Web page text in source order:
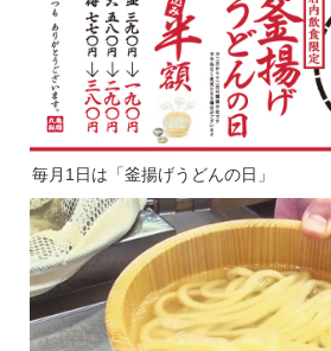
毎月1日は「釜揚げうどんの日」